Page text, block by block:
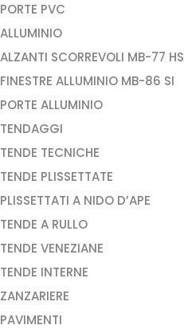
PORTE PVC
ALLUMINIO
ALZANTI SCORREVOLI MB-77 HS
FINESTRE ALLUMINIO MB-86 SI
PORTE ALLUMINIO
TENDAGGI
TENDE TECNICHE
TENDE PLISSETTATE
PLISSETTATI A NIDO D’APE
TENDE A RULLO
TENDE VENEZIANE
TENDE INTERNE
ZANZARIERE
PAVIMENTI